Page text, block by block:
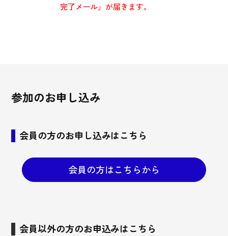
完了メール」が届きます。
参加のお申し込み
会員の方のお申し込みはこちら
会員の方はこちらから
会員以外の方のお申込みはこちら